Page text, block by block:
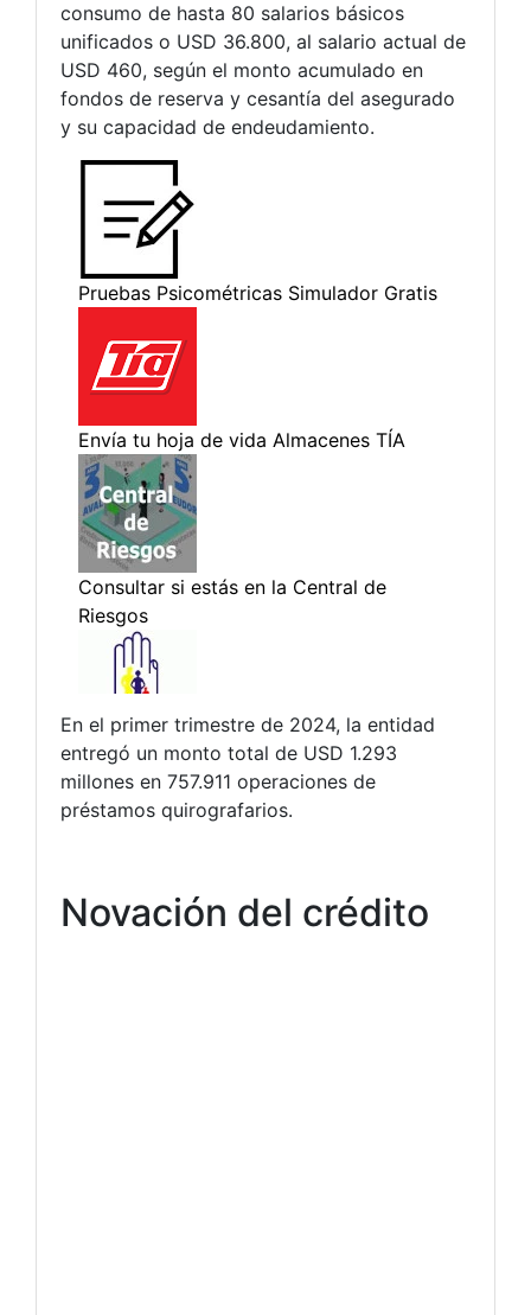
consumo de hasta 80 salarios básicos
unificados o USD 36.800, al salario actual de
USD 460, según el monto acumulado en
fondos de reserva y cesantía del asegurado
y su capacidad de endeudamiento.
En el primer trimestre de 2024, la entidad
entregó un monto total de USD 1.293
millones en 757.911 operaciones de
préstamos quirografarios.
Novación del crédito